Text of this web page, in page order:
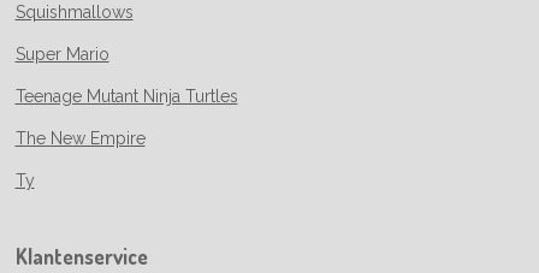
Squishmallows
Super Mario
Teenage Mutant Ninja Turtles
The New Empire
Ty
Klantenservice